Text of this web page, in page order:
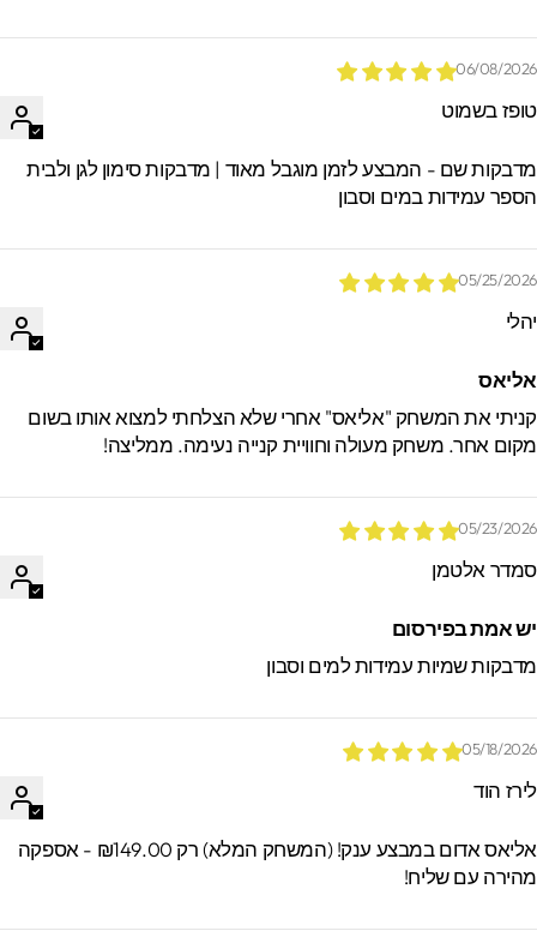
06/08/
בשמוט
שם - המבצע לזמן מוגבל מאוד | מדבקות סימון לגן ולבית
עמידות במים וסבון
05/25/
את המשחק "אליאס" אחרי שלא הצלחתי למצוא אותו בשום
אחר. משחק מעולה וחוויית קנייה נעימה. ממליצה!
05/23/
אלטמן
אמת בפירסום
שמיות עמידות למים וסבון
05/18/
הוד
אליאס אדום במבצע ענק! (המשחק המלא) רק ₪149.00 - אספקה
עם שליח!